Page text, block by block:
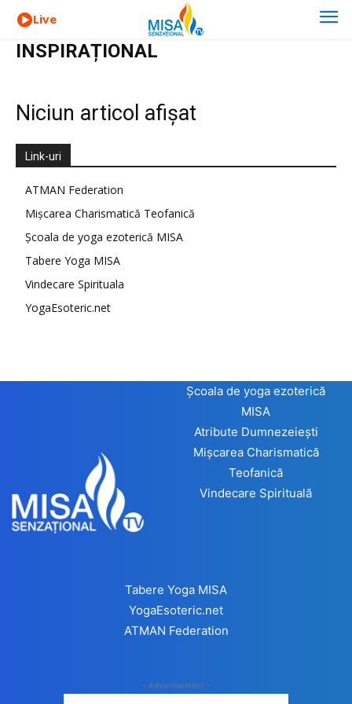
Live
INSPIRAȚIONAL
Niciun articol afișat
Link-uri
ATMAN Federation
Mișcarea Charismatică Teofanică
Școala de yoga ezoterică MISA
Tabere Yoga MISA
Vindecare Spirituala
YogaEsoteric.net
Școala de yoga ezoterică
MISA
Atribute Dumnezeiești
Mișcarea Charismatică
Teofanică
Vindecare Spirituală
Tabere Yoga MISA
YogaEsoteric.net
ATMAN Federation
- Advertisement -